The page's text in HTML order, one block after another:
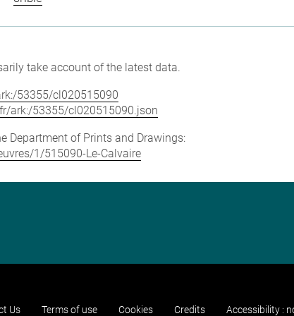
take account of the latest data.
53355/cl020515090
ark:/53355/cl020515090.json
Department of Prints and Drawings:
1/515090-Le-Calvaire
Us Terms of use Cookies Credits Accessibility :